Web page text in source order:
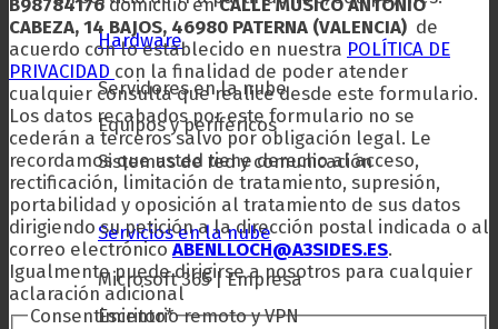
Hardware
Servidores en la nube
Equipos y periféricos
Sistemas de red y comunicación
Servicios en la nube
Microsoft 365 | Empresa
Escritorio remoto y VPN
B98784176 domicilio enCALLE MUSICO ANTONIO
CABEZA, 14 BAJOS, 46980 PATERNA (VALENCIA) de
acuerdo con lo establecido en nuestra POLÍTICA DE
PRIVACIDAD con la finalidad de poder atender
cualquier consulta que realice desde este formulario.
Los datos recabados por este formulario no se
cederán a terceros salvo por obligación legal. Le
recordamos que usted tiene derecho al acceso,
rectificación, limitación de tratamiento, supresión,
portabilidad y oposición al tratamiento de sus datos
dirigiendo su petición a la dirección postal indicada o al
correo electrónico ABENLLOCH@A3SIDES.ES.
Igualmente puede dirigirse a nosotros para cualquier
aclaración adicional
Consentimiento*